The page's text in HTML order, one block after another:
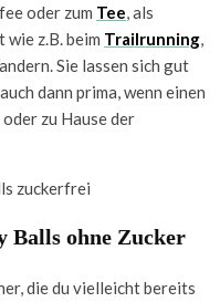
oder zum Tee , als
z.B. beim Trailrunning
Sie lassen sich gut
dann prima, wenn einen
zu Hause der
Balls ohne Zucker
die du vielleicht bereits